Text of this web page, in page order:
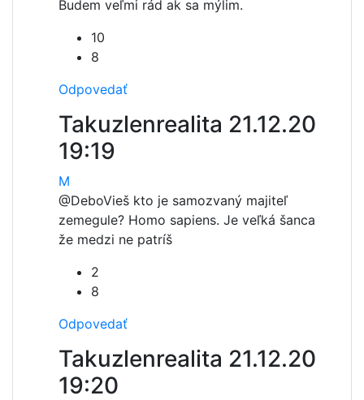
Budem veľmi rád ak sa mýlim.
10
8
Odpovedať
Takuzlenrealita 21.12.20
19:19
M
@DeboVieš kto je samozvaný majiteľ
zemegule? Homo sapiens. Je veľká šanca
že medzi ne patríš
2
8
Odpovedať
Takuzlenrealita 21.12.20
19:20